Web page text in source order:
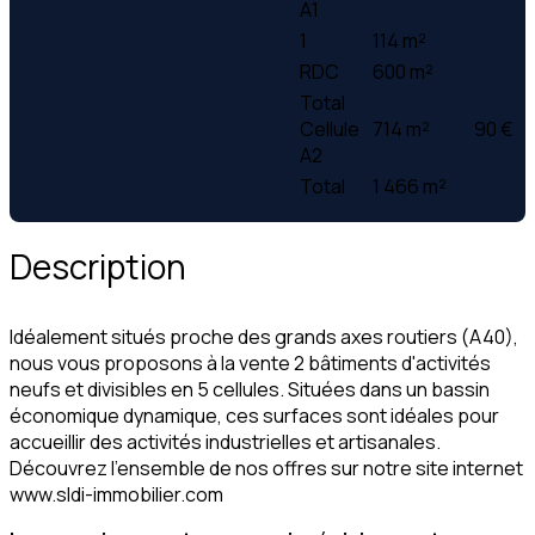
A1
1
114 m²
RDC
600 m²
Total
Cellule
A2
714 m² 90 €
Total 1 466 m²
Description
Idéalement situés proche des grands axes routiers (A40),
nous vous proposons à la vente 2 bâtiments d'activités
neufs et divisibles en 5 cellules. Situées dans un bassin
économique dynamique, ces surfaces sont idéales pour
accueillir des activités industrielles et artisanales.
Découvrez l'ensemble de nos offres sur notre site internet
www.sldi-immobilier.com